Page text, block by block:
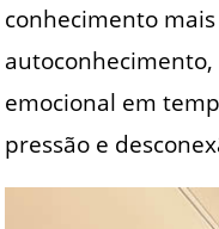
conhecimento
emocional em
pressão e